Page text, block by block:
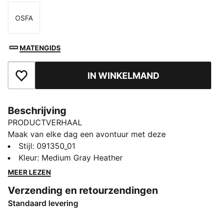
Maat
OSFA
MATENGIDS
Toegevoegd aan favorietenIN WINKELMAND
Beschrijving
PRODUCTVERHAAL
Maak van elke dag een avontuur met deze
gestroomlijnde rugzak. Met meerdere ritsvakken,
mesh zijvakken en mouwen met zachte voering is hij
ontworpen voor wie veel onderweg is. Blijf geordend
ALLE INS EN OUTS
Gemaakt van minstens 50% gerecyclede materialen
Stijl: 091350_01
Kleur: Medium Gray Heather
MEER LEZEN
Verzending en retourzendingen
Standaard levering